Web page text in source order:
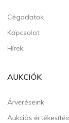
Cégadatok
Kapcsolat
Hírek
AUKCIÓK
Árveréseink
Aukciós értékesítés